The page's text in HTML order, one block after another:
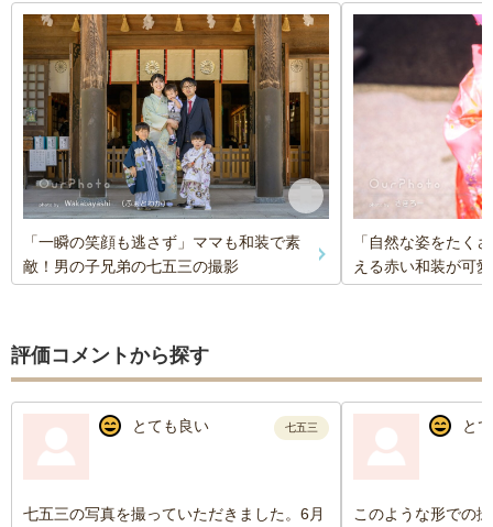
「一瞬の笑顔も逃さず」ママも和装で素
敵！男の子兄弟の七五三の撮影
「自然な姿をたく
える赤い和装が可
評価コメントから探す
とても良い 七五三
七五三の写真を撮っていただきました。6月
と
このような形での